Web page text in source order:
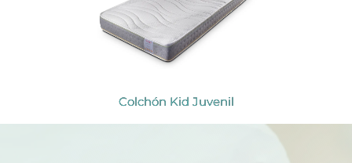
Colchón Kid Juvenil